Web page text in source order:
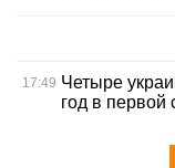
17:49 Четыре
год в первой